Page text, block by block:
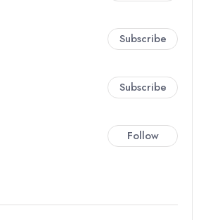
Subscribe
Subscribe
Follow